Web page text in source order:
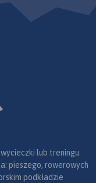
lub treningu.
pieszego, rowerowych
podkładzie